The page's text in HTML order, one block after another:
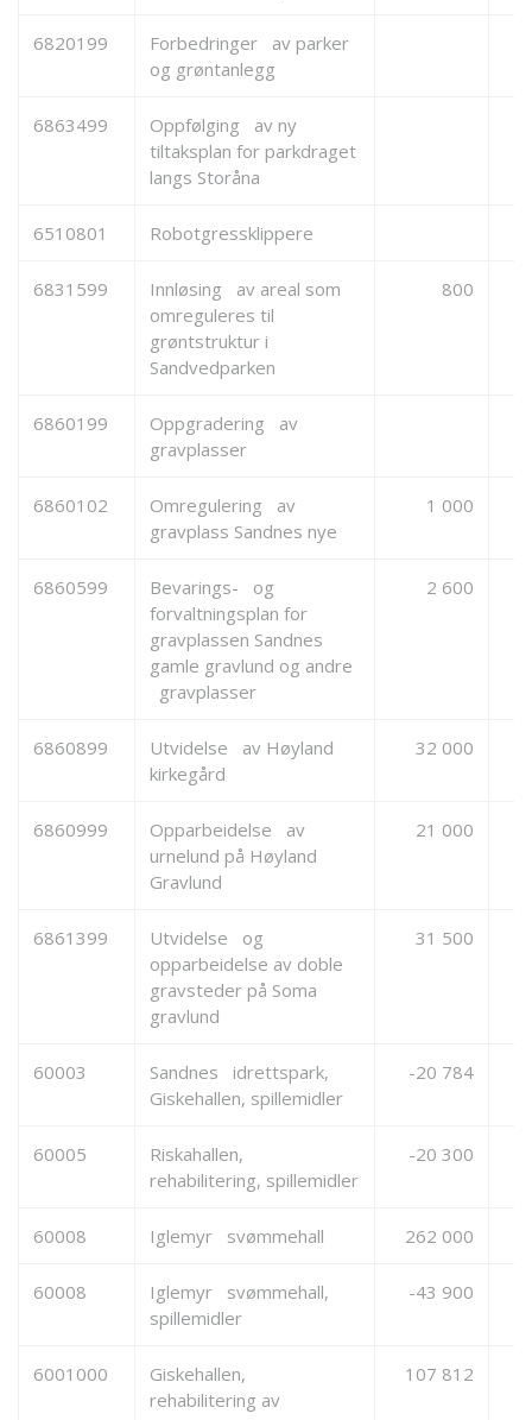
6820199
Forbedringer av parker
og grøntanlegg
6863499
Oppfølging av ny
tiltaksplan for parkdraget
langs Storåna
6510801 Robotgressklippere
6831599
Innløsing av areal som
omreguleres til
grøntstruktur i
Sandvedparken
800
6860199
Oppgradering av
gravplasser
6860102
Omregulering av
gravplass Sandnes nye
1 000
6860599
Bevarings- og
forvaltningsplan for
gravplassen Sandnes
gamle gravlund og andre
gravplasser
2 600
6860899
Utvidelse av Høyland
kirkegård
32 000
6860999
Opparbeidelse av
urnelund på Høyland
Gravlund
21 000
6861399
Utvidelse og
opparbeidelse av doble
gravsteder på Soma
gravlund
31 500
60003
Sandnes idrettspark,
Giskehallen, spillemidler
-20 784
60005
Riskahallen,
rehabilitering, spillemidler
-20 300
60008 Iglemyr svømmehall 262 000
60008
Iglemyr svømmehall,
spillemidler
-43 900
6001000
Giskehallen,
rehabilitering av
107 812